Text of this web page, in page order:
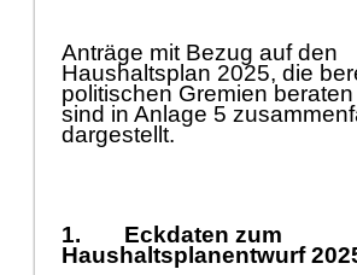
Anträge mit Bezug auf den
Haushaltsplan 2025, die
politischen Gremien
sind in Anlage 5
dargestellt.
1. Eckdaten zum
Haushaltsplanentwurf